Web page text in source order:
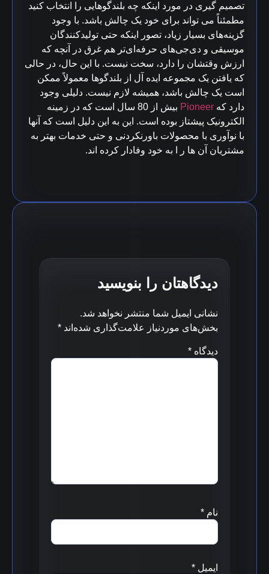
تصمیم گیری در مورد اینکه چه بلندگوهایی را انتخاب کنید
مطمئناً می تواند برای خود یک چالش باشد. با وجود
گزینه‌های بسیار زیاد، تصور اینکه حتی تولیدکنندگان
موسیقی و دی‌جی‌های حرفه‌ای‌تر هم غرق در آنچه که
ارزش وقتشان را دارد، سخت نیست. با این حال، در حالی
که یافتن یک مجموعه ایده آل از بلندگوها معمولاً ممکن
است یک چالش باشد، همیشه لازم نیست. دلیلی وجود
دارد که Pioneer
بیش از 80 سال است که در زمینه
الکترونیک پیشتاز بوده است. این به این دلیل است که آنها
با نوآوری با محصولات باورنکردنی و حتی خدمات بهتر به
مشتریان آن ها ر ا به خود وفادار کرده اند.
دیدگاهتان را بنویسید
نشانی ایمیل شما منتشر نخواهد شد.
بخش‌های موردنیاز علامت‌گذاری شده‌اند *
دیدگاه *
نام *
ایمیل *